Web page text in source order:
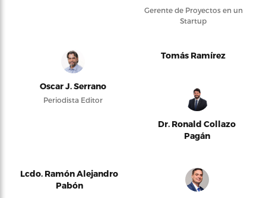
Gerente de Proyectos en un
Startup
Oscar J. Serrano
Periodista Editor
Tomás Ramírez
Dr. Ronald Collazo
Pagán
Lcdo. Ramón Alejandro
Pabón